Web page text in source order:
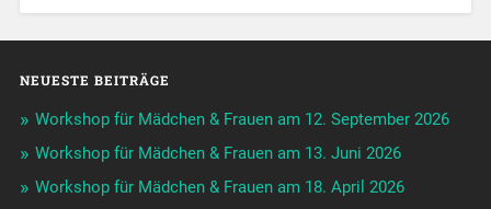
NEUESTE BEITRÄGE
Workshop für Mädchen & Frauen am 12. September 2026
Workshop für Mädchen & Frauen am 13. Juni 2026
Workshop für Mädchen & Frauen am 18. April 2026